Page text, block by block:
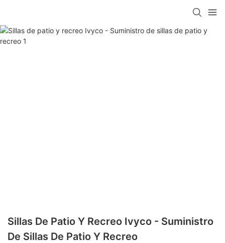
Sillas De Patio Y Recreo Ivyco - Suministro
De Sillas De Patio Y Recreo